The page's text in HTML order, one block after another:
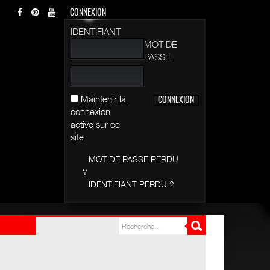
CONNEXION
IDENTIFIANT
MOT DE
PASSE
Maintenir la
connexion
active sur ce
site
MOT DE PASSE PERDU
?
IDENTIFIANT PERDU ?